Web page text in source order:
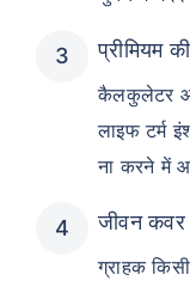
प्रीमियम
कैलकुलेटर
लाइफ टर्म
ना करने में
जीवन कवर
ग्राहक